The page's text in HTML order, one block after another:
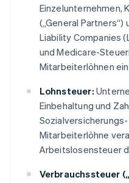
Einzelunternehmen,
(„General
Liability Companies
und Medicare-
Mitarbeiterlöhnen
Lohnsteuer:
Einbehaltung und
Mitarbeiterlöhne
Arbeitslosensteuer
Verbrauchssteuer